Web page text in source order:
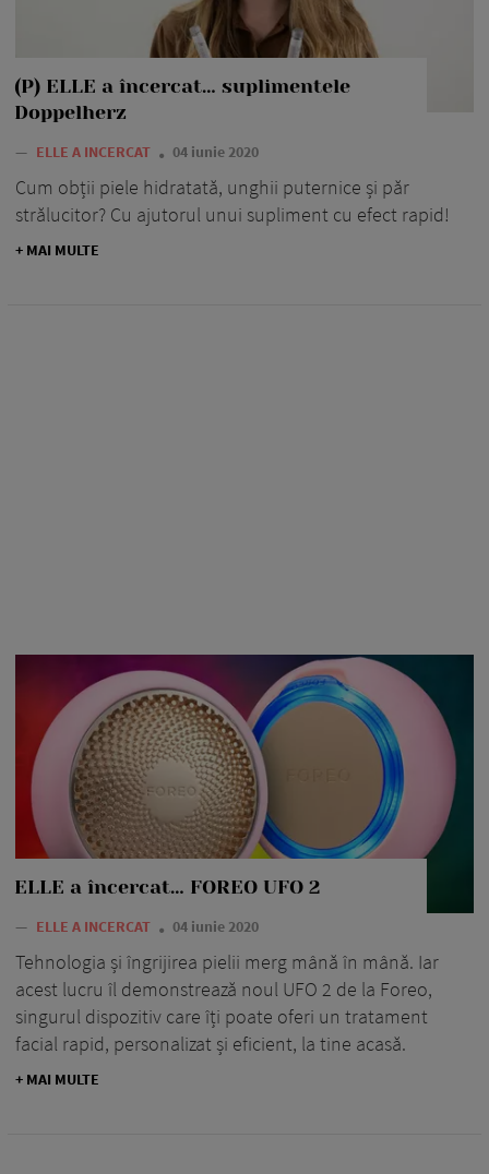
(P) ELLE a încercat… suplimentele
Doppelherz
— ELLE A INCERCAT 04 iunie 2020
Cum obții piele hidratată, unghii puternice și păr
strălucitor? Cu ajutorul unui supliment cu efect rapid!
+ MAI MULTE
ELLE a încercat… FOREO UFO 2
— ELLE A INCERCAT 04 iunie 2020
Tehnologia și îngrijirea pielii merg mână în mână. Iar
acest lucru îl demonstrează noul UFO 2 de la Foreo,
singurul dispozitiv care îți poate oferi un tratament
facial rapid, personalizat și eficient, la tine acasă.
+ MAI MULTE